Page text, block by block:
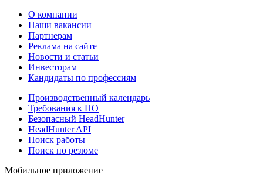
О компании
Наши вакансии
Партнерам
Реклама на сайте
Новости и статьи
Инвесторам
Кандидаты по профессиям
Производственный календарь
Требования к ПО
Безопасный HeadHunter
HeadHunter API
Поиск работы
Поиск по резюме
Мобильное приложение